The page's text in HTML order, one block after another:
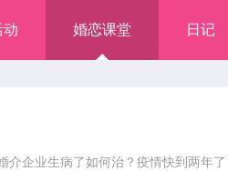
动 婚恋课堂 日记
介企业生病了如何治？疫情快到两年